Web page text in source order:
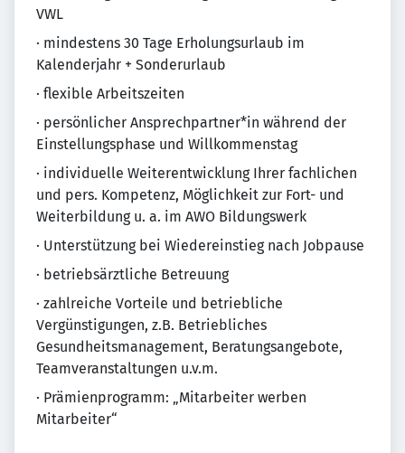
VWL
· mindestens 30 Tage Erholungsurlaub im
Kalenderjahr + Sonderurlaub
· flexible Arbeitszeiten
· persönlicher Ansprechpartner*in während der
Einstellungsphase und Willkommenstag
· individuelle Weiterentwicklung Ihrer fachlichen
und pers. Kompetenz, Möglichkeit zur Fort- und
Weiterbildung u. a. im AWO Bildungswerk
· Unterstützung bei Wiedereinstieg nach Jobpause
· betriebsärztliche Betreuung
· zahlreiche Vorteile und betriebliche
Vergünstigungen, z.B. Betriebliches
Gesundheitsmanagement, Beratungsangebote,
Teamveranstaltungen u.v.m.
· Prämienprogramm: „Mitarbeiter werben
Mitarbeiter“